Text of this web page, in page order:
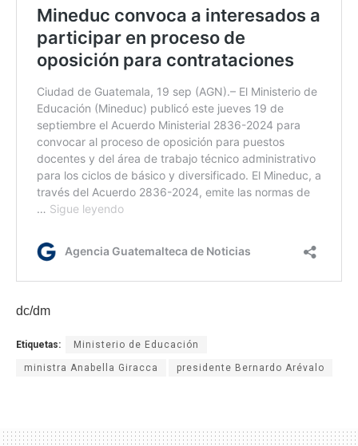
dc/dm
Etiquetas: Ministerio de Educación
ministra Anabella Giracca presidente Bernardo Arévalo